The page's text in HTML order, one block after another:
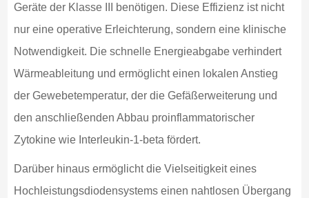
Geräte der Klasse III benötigen. Diese Effizienz ist nicht
nur eine operative Erleichterung, sondern eine klinische
Notwendigkeit. Die schnelle Energieabgabe verhindert
Wärmeableitung und ermöglicht einen lokalen Anstieg
der Gewebetemperatur, der die Gefäßerweiterung und
den anschließenden Abbau proinflammatorischer
Zytokine wie Interleukin-1-beta fördert.
Darüber hinaus ermöglicht die Vielseitigkeit eines
Hochleistungsdiodensystems einen nahtlosen Übergang